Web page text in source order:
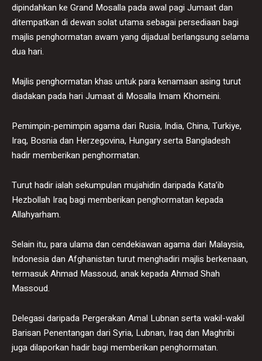
dipindahkan ke Grand Mosalla pada awal pagi Jumaat dan
ditempatkan di dewan solat utama sebagai persediaan bagi
majlis penghormatan awam yang dijadual berlangsung selama
dua hari.
Majlis penghormatan khas untuk para kenamaan asing turut
diadakan pada hari Jumaat di Mosalla Imam Khomeini.
Pemimpin-pemimpin agama dari Rusia, India, China, Turkiye,
Iraq, Bosnia dan Herzegovina, Hungary serta Bangladesh
hadir memberikan penghormatan.
Turut hadir ialah sekumpulan mujahidin daripada Kata’ib
Hezbollah Iraq bagi memberikan penghormatan kepada
Allahyarham.
Selain itu, para ulama dan cendekiawan agama dari Malaysia,
Indonesia dan Afghanistan turut menghadiri majlis berkenaan,
termasuk Ahmad Massoud, anak kepada Ahmad Shah
Massoud.
Delegasi daripada Pergerakan Amal Lubnan serta wakil-wakil
Barisan Penentangan dari Syria, Lubnan, Iraq dan Maghribi
juga dilaporkan hadir bagi memberikan penghormatan.